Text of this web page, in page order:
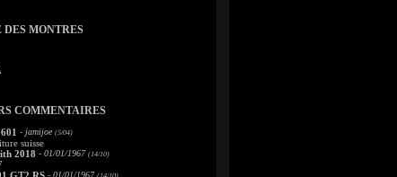
DES MONTRES
COMMENTAIRES
- jamijoe (5/04)
suisse
2018 - 01/01/1967 (14/10)
- 01/01/1967